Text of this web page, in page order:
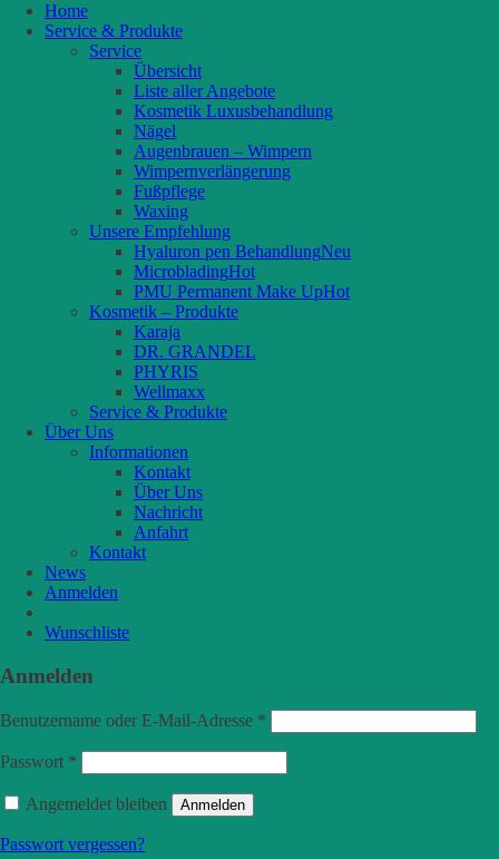
Home
Service & Produkte
Service
Übersicht
Liste aller Angebote
Kosmetik Luxusbehandlung
Nägel
Augenbrauen – Wimpern
Wimpernverlängerung
Fußpflege
Waxing
Unsere Empfehlung
Hyaluron pen Behandlung
Microblading
PMU Permanent Make Up
Kosmetik – Produkte
Karaja
DR. GRANDEL
PHYRIS
Wellmaxx
Service & Produkte
Über Uns
Informationen
Kontakt
Über Uns
Nachricht
Anfahrt
Kontakt
News
Anmelden
Wunschliste
Anmelden
Benutzername oder E-Mail-Adresse *
Passwort *
Angemeldet bleiben Anmelden
Passwort vergessen?